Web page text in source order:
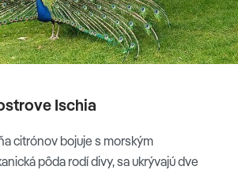
Ischia
citrónov bojuje s morským
pôda rodí divy, sa ukrývajú dve